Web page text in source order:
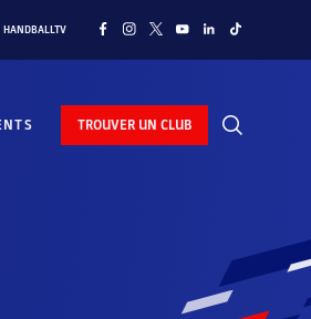
HANDBALLTV
TROUVER UN CLUB